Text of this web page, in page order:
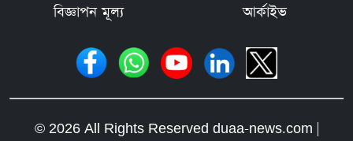
বিজ্ঞাপন মূল্য
আর্কাইভ
© 2026 All Rights Reserved duaa-news.com |